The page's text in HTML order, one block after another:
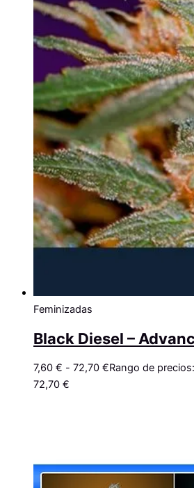
Feminizadas
Black Diesel –
7,60 € - 72,70 €Rango de
72,70 €